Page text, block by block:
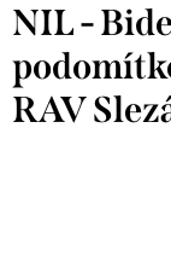
NIL -
RAV